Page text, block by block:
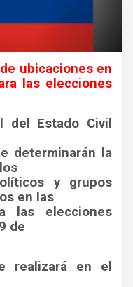
ubicaciones en
las elecciones
del Estado Civil
determinarán la
y grupos
en las
las elecciones
de
realizará en el